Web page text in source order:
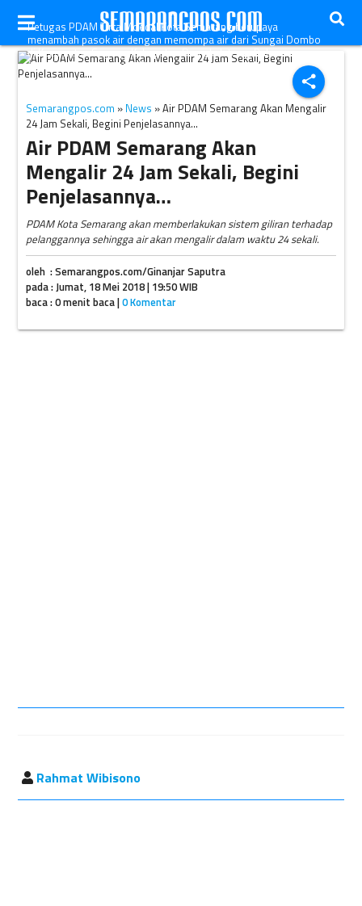
share
Petugas PDAM Tirta Moedal Kota Semarang berupaya
menambah pasok air dengan memompa air dari Sungai Dombo
di Kecamatan Sayung, Kabupaten Demak, Jateng, Rabu
(9/5/2018). (Instagram-@pdam_kota_semarang)
Semarangpos.com » News » Air PDAM Semarang Akan Mengalir
24 Jam Sekali, Begini Penjelasannya…
Air PDAM Semarang Akan
Mengalir 24 Jam Sekali, Begini
Penjelasannya…
PDAM Kota Semarang akan memberlakukan sistem giliran terhadap
pelanggannya sehingga air akan mengalir dalam waktu 24 sekali.
oleh : Semarangpos.com/Ginanjar Saputra
pada : Jumat, 18 Mei 2018 | 19:50 WIB
baca : 0 menit baca |0 Komentar
Rahmat Wibisono